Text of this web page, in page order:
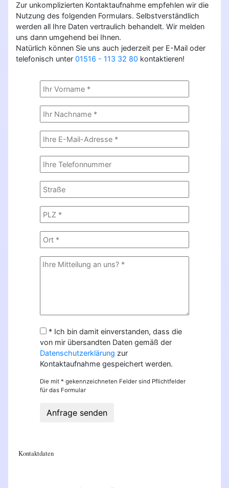
Zur unkomplizierten Kontaktaufnahme empfehlen wir die
Nutzung des folgenden Formulars. Selbstverständlich
werden all Ihre Daten vertraulich behandelt. Wir melden
uns dann umgehend bei Ihnen.
Natürlich können Sie uns auch jederzeit per E-Mail oder
telefonisch unter 01516 - 113 32 80 kontaktieren!
* Ich bin damit einverstanden, dass die
von mir übersandten Daten gemäß der
Datenschutzerklärung zur
Kontaktaufnahme gespeichert werden.
Die mit * gekennzeichneten Felder sind Pflichtfelder
für das Formular
Anfrage senden
Kontaktdaten